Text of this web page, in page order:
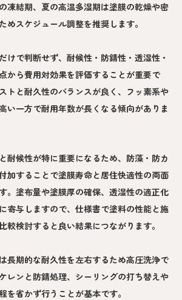
凍結期、夏の高温多湿期は塗膜の乾燥や密
めスケジュール調整を推奨します。
けで判断せず、耐候性・防錆性・透湿性・
から費用対効果を評価することが重要で
トと耐久性のバランスが良く、フッ素系や
い一方で耐用年数が長くなる傾向がありま
耐候性が特に重要になるため、防藻・防カ
加することで塗膜寿命と居住快適性の両面
。塗布量や塗膜厚の確保、透湿性の適正化
寄与しますので、仕様書で塗料の性能と施
較検討すると良い結果につながります。
長期的な耐久性を左右するため高圧洗浄で
レンと防錆処理、シーリングの打ち替えや
を省かず行うことが基本です。